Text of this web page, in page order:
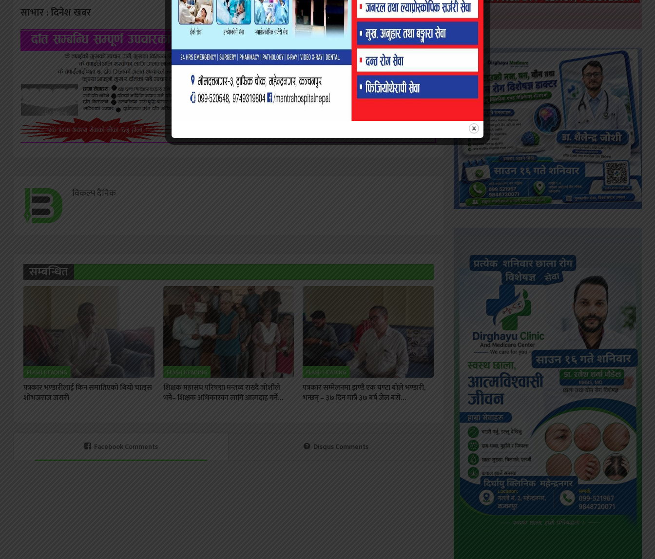
साभार : दिनेश खबर
विकल्प दैनिक
सम्बन्धित
FLASH HEADING
पत्रकार भण्डारीलाई किन समातिएको थियो चाल्र्स
शोभजराज जसरी
FLASH HEADING
शिक्षक महासंघ परिषद्मा मन्तव्य राख्दै जोशीले
भने– शिक्षक अधिकारका लागि आत्मदाह गर्ने…
FLASH HEADING
पत्रकार सम्मेलनमा झण्डै एक घण्टा बोले भण्डारी,
भन्छन् – ३७ दिन मात्रै ३७ बर्ष जेल बसे…
Facebook Comments Disqus Comments